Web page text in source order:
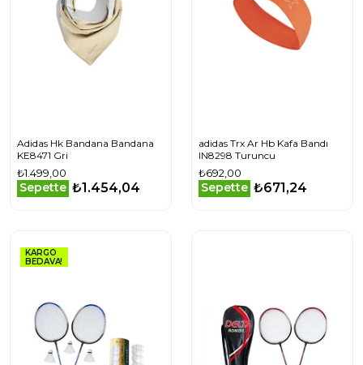
Adidas Hk Bandana Bandana
KE8471 Gri
₺1.499,00
Sepette ₺1.454,04
adidas Trx Ar Hb Kafa Bandı
IN8298 Turuncu
₺692,00
Sepette ₺671,24
KARGO
BEDAVA!